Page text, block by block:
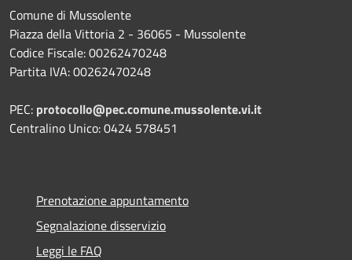
Comune di Mussolente
Piazza della Vittoria 2 - 36065 - Mussolente
Codice Fiscale: 00262470248
Partita IVA: 00262470248
PEC: protocollo@pec.comune.mussolente.vi.it
Centralino Unico: 0424 578451
Prenotazione appuntamento
Segnalazione disservizio
Leggi le FAQ